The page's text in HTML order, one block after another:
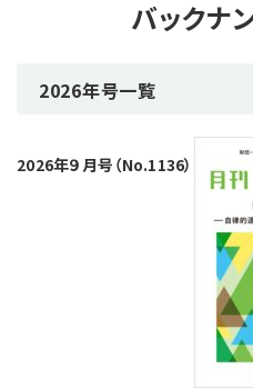
バックナ
2026年号一覧
2026年９月号（No.1136）